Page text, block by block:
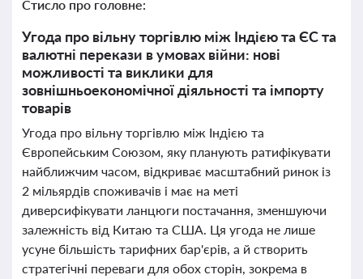
Стисло про головне:
Угода про вільну торгівлю між Індією та ЄС та
валютні перекази в умовах війни: нові
можливості та виклики для
зовнішньоекономічної діяльності та імпорту
товарів
Угода про вільну торгівлю між Індією та
Європейським Союзом, яку планують ратифікувати
найближчим часом, відкриває масштабний ринок із
2 мільярдів споживачів і має на меті
диверсифікувати ланцюги постачання, зменшуючи
залежність від Китаю та США. Ця угода не лише
усуне більшість тарифних бар'єрів, а й створить
стратегічні переваги для обох сторін, зокрема в